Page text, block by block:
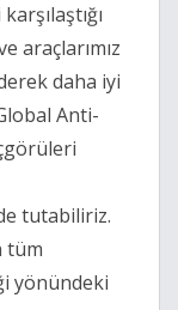
araçlarımız
daha iyi
Anti-
tutabiliriz.
tüm
yönündeki